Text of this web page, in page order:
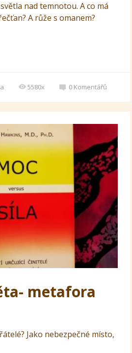
nad temnotou. A co má
A růže s omanem?
5580x 0 Komentářů
metafora
Jako nebezpečné místo,